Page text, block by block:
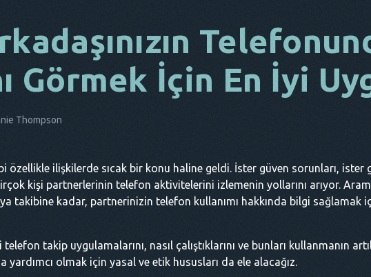
Görmek İçin En İyi
Thompson
özellikle ilişkilerde sıcak bir konu haline geldi. İster güven sorunları, ister
kişi partnerlerinin telefon aktivitelerini izlemenin yollarını arıyor.
takibine kadar, partnerinizin telefon kullanımı hakkında bilgi sağlamak
takip uygulamalarını, nasıl çalıştıklarını ve bunları kullanmanın
yardımcı olmak için yasal ve etik hususları da ele alacağız.